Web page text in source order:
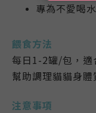
專為不愛喝
餵食方法
每日1-2罐/包，適
幫助調理貓貓身
注意事項